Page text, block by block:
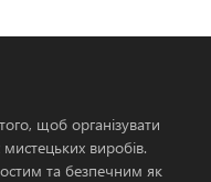
щоб організувати
виробів.
та безпечним як